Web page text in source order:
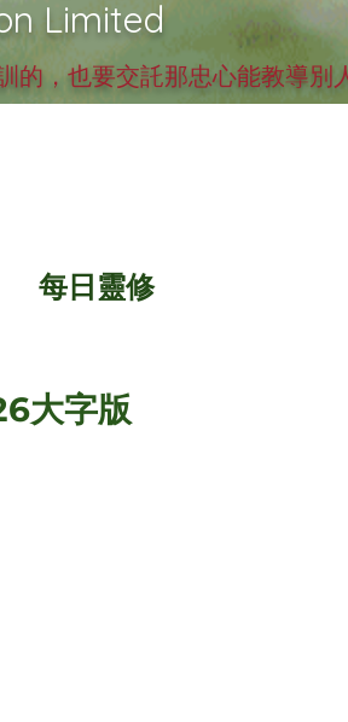
Limited
的，也要交託那忠心能教導別
每日靈修
大字版